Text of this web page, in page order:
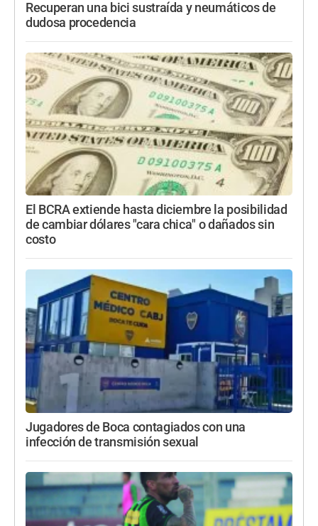
Recuperan una bici sustraída y neumáticos de
dudosa procedencia
El BCRA extiende hasta diciembre la posibilidad
de cambiar dólares "cara chica" o dañados sin
costo
Jugadores de Boca contagiados con una
infección de transmisión sexual